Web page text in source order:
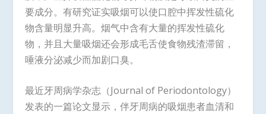
要成分。有研究证实吸烟可以使口腔中挥发性硫化
物含量明显升高。烟气中含有大量的挥发性硫化
物，并且大量吸烟还会形成毛舌使食物残渣滞留，
唾液分泌减少而加剧口臭。
最近牙周病学杂志（Journal of Periodontology）
发表的一篇论文显示，伴牙周病的吸烟患者血清和